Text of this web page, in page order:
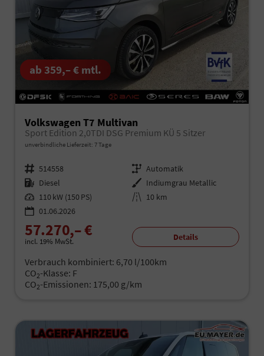
ab 359,– € mtl.
Volkswagen T7 Multivan
Sport Edition 2,0TDI DSG Premium KÜ 5 Sitzer
unverbindliche Lieferzeit: 7 Tage
Fahrzeugnr. 514558 Getriebe Automatik
Kraftstoff Diesel Außenfarbe Indiumgrau Metallic
Leistung 110 kW (150 PS) Kilometerstand 10 km
01.06.2026
57.270,– €
incl. 19% MwSt. Details
Verbrauch kombiniert: 6,70 l/100km
CO2-Klasse: F
CO2-Emissionen: 175,00 g/km